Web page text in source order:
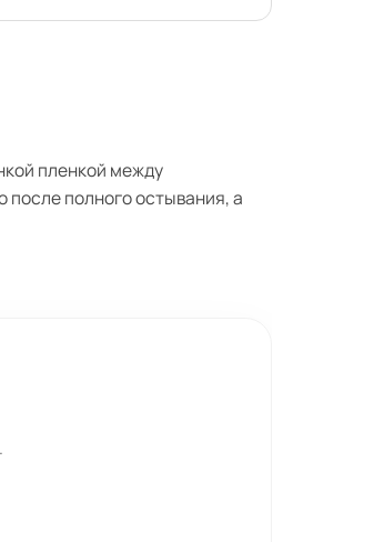
пленкой между
после полного остывания, а